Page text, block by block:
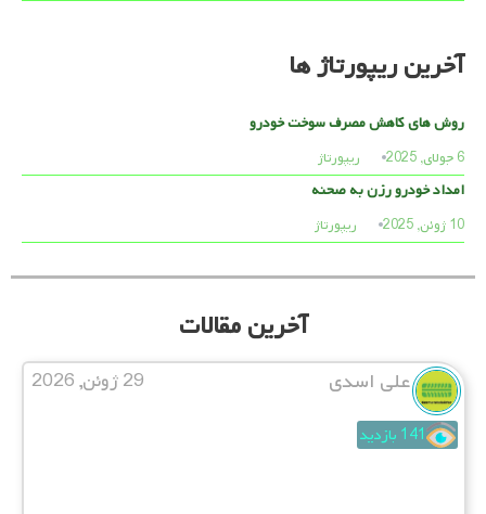
آخرین ریپورتاژ ها
روش های کاهش مصرف سوخت خودرو
6 جولای, 2025 ریپورتاژ
امداد خودرو رزن به صحنه
10 ژوئن, 2025 ریپورتاژ
آخرین مقالات
علی اسدی 29 ژوئن, 2026
141 بازدید